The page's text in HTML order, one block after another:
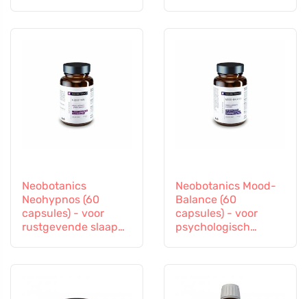
Neobotanics
Neohypnos (60
capsules) - voor
rustgevende slaap
Neobotanics Mood-
Balance (60
capsules) - voor
psychologisch